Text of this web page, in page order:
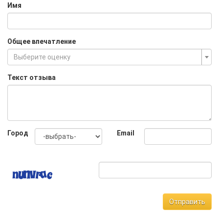
Имя
Общее впечатление
Выберите оценку
Текст отзыва
Город Email
Отправить